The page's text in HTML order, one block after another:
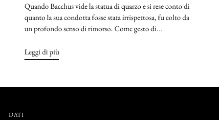
Quando Bacchus vide la statua di quarzo e si rese conto di
quanto la sua condotta fosse stata irrispettosa, fu colto da
un profondo senso di rimorso. Come gesto di...
Leggi di più
DATI